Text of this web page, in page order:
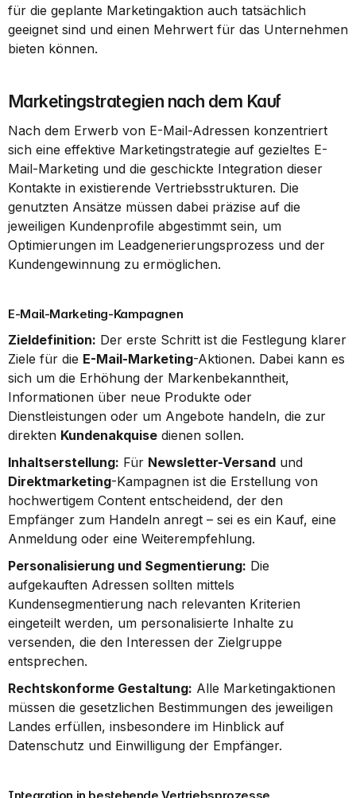
für die geplante Marketingaktion auch tatsächlich
geeignet sind und einen Mehrwert für das Unternehmen
bieten können.
Marketingstrategien nach dem Kauf
Nach dem Erwerb von E-Mail-Adressen konzentriert
sich eine effektive Marketingstrategie auf gezieltes E-
Mail-Marketing und die geschickte Integration dieser
Kontakte in existierende Vertriebsstrukturen. Die
genutzten Ansätze müssen dabei präzise auf die
jeweiligen Kundenprofile abgestimmt sein, um
Optimierungen im Leadgenerierungsprozess und der
Kundengewinnung zu ermöglichen.
E-Mail-Marketing-Kampagnen
Zieldefinition: Der erste Schritt ist die Festlegung klarer
Ziele für die E-Mail-Marketing-Aktionen. Dabei kann es
sich um die Erhöhung der Markenbekanntheit,
Informationen über neue Produkte oder
Dienstleistungen oder um Angebote handeln, die zur
direkten Kundenakquise dienen sollen.
Inhaltserstellung: Für Newsletter-Versand
Direktmarketing-Kampagnen ist die Erstellung von
hochwertigem Content entscheidend, der den
Empfänger zum Handeln anregt – sei es ein Kauf, eine
Anmeldung oder eine Weiterempfehlung.
Personalisierung und Segmentierung: Die
aufgekauften Adressen sollten mittels
Kundensegmentierung nach relevanten Kriterien
eingeteilt werden, um personalisierte Inhalte zu
versenden, die den Interessen der Zielgruppe
entsprechen.
Rechtskonforme Gestaltung: Alle Marketingaktionen
müssen die gesetzlichen Bestimmungen des jeweiligen
Landes erfüllen, insbesondere im Hinblick auf
Datenschutz und Einwilligung der Empfänger.